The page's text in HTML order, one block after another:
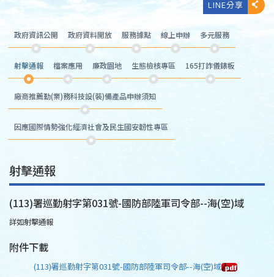
LINE分享
政府資訊公開 政府資料開放 服務據點 線上申辦 多元服務
射擊通報 檔案應用 廉政園地 生態檢核專區 165打詐儀錶板
廠商推薦勤(業)務科技設(裝)備產品申辦須知
因應國際情勢強化經濟社會及民生國安韌性專區
射擊通報
(113)署巡勤射字第031號-國防部陸軍司令部--海(空)域
詳如射擊通報
附件下載
(113)署巡勤射字第031號-國防部陸軍司令部--海(空)域